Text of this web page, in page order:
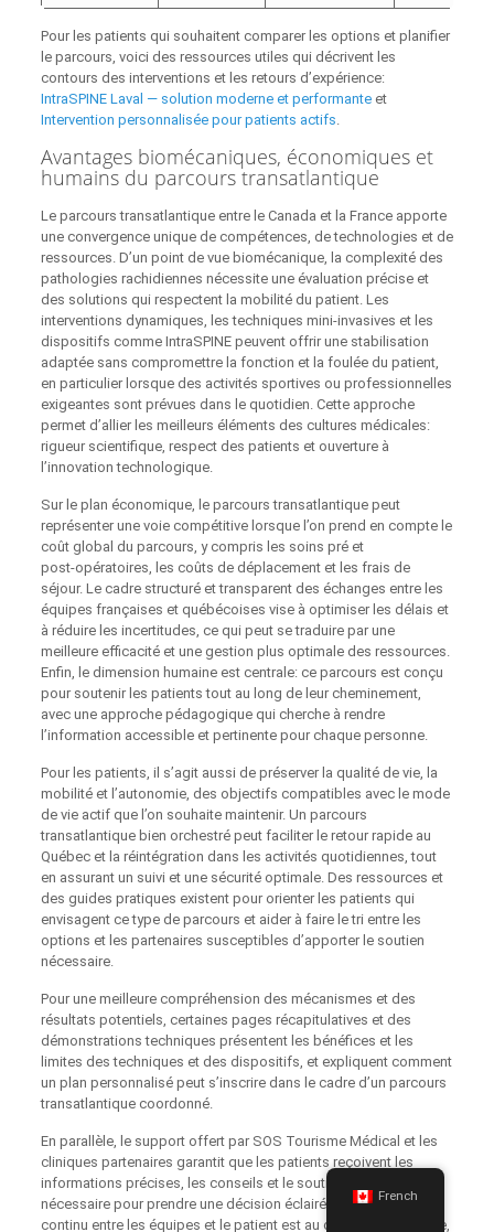
Pour les patients qui souhaitent comparer les options et planifier
le parcours, voici des ressources utiles qui décrivent les
contours des interventions et les retours d’expérience:
IntraSPINE Laval — solution moderne et performanteet
Intervention personnalisée pour patients actifs.
Avantages biomécaniques, économiques et
humains du parcours transatlantique
Le parcours transatlantique entre le Canada et la France apporte
une convergence unique de compétences, de technologies et de
ressources. D’un point de vue biomécanique, la complexité des
pathologies rachidiennes nécessite une évaluation précise et
des solutions qui respectent la mobilité du patient. Les
interventions dynamiques, les techniques mini‑invasives et les
dispositifs comme IntraSPINE peuvent offrir une stabilisation
adaptée sans compromettre la fonction et la foulée du patient,
en particulier lorsque des activités sportives ou professionnelles
exigeantes sont prévues dans le quotidien. Cette approche
permet d’allier les meilleurs éléments des cultures médicales:
rigueur scientifique, respect des patients et ouverture à
l’innovation technologique.
Sur le plan économique, le parcours transatlantique peut
représenter une voie compétitive lorsque l’on prend en compte le
coût global du parcours, y compris les soins pré et
post‑opératoires, les coûts de déplacement et les frais de
séjour. Le cadre structuré et transparent des échanges entre les
équipes françaises et québécoises vise à optimiser les délais et
à réduire les incertitudes, ce qui peut se traduire par une
meilleure efficacité et une gestion plus optimale des ressources.
Enfin, le dimension humaine est centrale: ce parcours est conçu
pour soutenir les patients tout au long de leur cheminement,
avec une approche pédagogique qui cherche à rendre
l’information accessible et pertinente pour chaque personne.
Pour les patients, il s’agit aussi de préserver la qualité de vie, la
mobilité et l’autonomie, des objectifs compatibles avec le mode
de vie actif que l’on souhaite maintenir. Un parcours
transatlantique bien orchestré peut faciliter le retour rapide au
Québec et la réintégration dans les activités quotidiennes, tout
en assurant un suivi et une sécurité optimale. Des ressources et
des guides pratiques existent pour orienter les patients qui
envisagent ce type de parcours et aider à faire le tri entre les
options et les partenaires susceptibles d’apporter le soutien
nécessaire.
Pour une meilleure compréhension des mécanismes et des
résultats potentiels, certaines pages récapitulatives et des
démonstrations techniques présentent les bénéfices et les
limites des techniques et des dispositifs, et expliquent comment
un plan personnalisé peut s’inscrire dans le cadre d’un parcours
transatlantique coordonné.
En parallèle, le support offert par SOS Tourisme Médical et les
cliniques partenaires garantit que les patients reçoivent les
informations précises, les conseils et le soutien logistique
nécessaire pour prendre une décision éclairée. Le dialogue
continu entre les équipes et le patient est au cœur de ce modèle,
French